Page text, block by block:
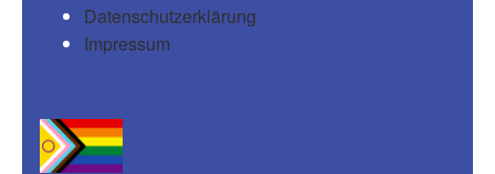
Datenschutzerklärung
Impressum